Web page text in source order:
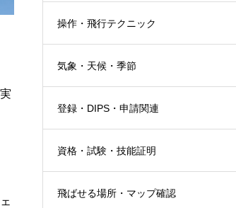
操作・飛行テクニック
気象・天候・季節
登録・DIPS・申請関連
資格・試験・技能証明
飛ばせる場所・マップ確認